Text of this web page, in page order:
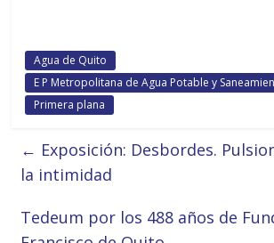
Agua de Quito
E P Metropolitana de Agua Potable y
Primera plana
← Exposición: Desbordes.
la intimidad
Tedeum por los 488 años de